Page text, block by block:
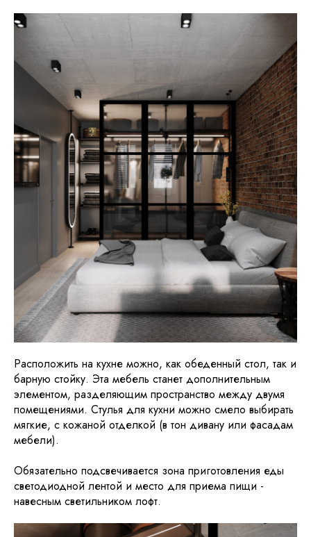
Расположить на кухне можно, как обеденный стол, так и
барную стойку. Эта мебель станет дополнительным
элементом, разделяющим пространство между двумя
помещениями. Стулья для кухни можно смело выбирать
мягкие, с кожаной отделкой (в тон дивану или фасадам
мебели).
Обязательно подсвечивается зона приготовления еды
светодиодной лентой и место для приема пищи -
навесным светильником лофт.